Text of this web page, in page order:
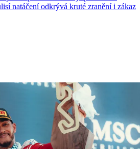
natáčení odkrývá kruté zranění i zákaz